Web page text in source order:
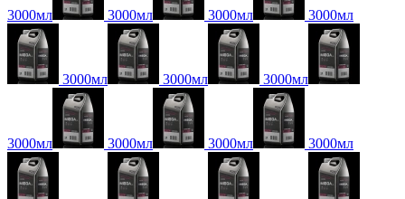
3000мл 3000мл 3000мл 3000мл
3000мл 3000мл 3000мл
3000мл 3000мл 3000мл 3000мл